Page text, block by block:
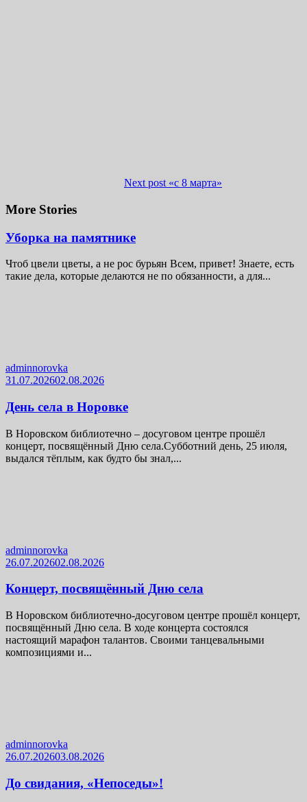
Next post «с 8 марта»
More Stories
Уборка на памятнике
Чтоб цвели цветы, а не рос бурьян Всем, привет! Знаете, есть
такие дела, которые делаются не по обязанности, а для...
adminnorovka
31.07.202602.08.2026
День села в Норовке
В Норовском библиотечно – досуговом центре прошёл
концерт, посвящённый Дню села.Субботний день, 25 июля,
выдался тёплым, как будто бы знал,...
adminnorovka
26.07.202602.08.2026
Концерт, посвящённый Дню села
В Норовском библиотечно-досуговом центре прошёл концерт,
посвящённый Дню села. В ходе концерта состоялся
настоящий марафон талантов. Своими танцевальными
композициями и...
adminnorovka
26.07.202603.08.2026
До свидания, «Непоседы»!